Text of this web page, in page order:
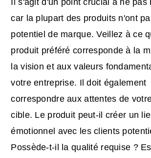
Il s'agit d'un point crucial à ne pas
car la plupart des produits n'ont
potentiel de marque. Veillez à ce
produit préféré corresponde à la
la vision et aux valeurs
votre entreprise. Il doit également
correspondre aux attentes de
cible. Le produit peut-il créer un
émotionnel avec les clients
Possède-t-il la qualité requise ?